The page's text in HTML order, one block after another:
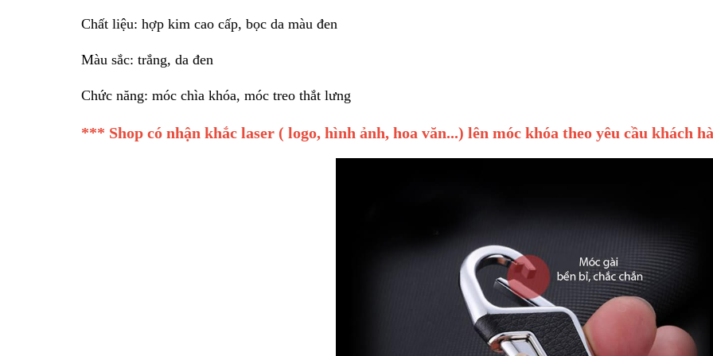
Chất liệu: hợp kim cao cấp, bọc da màu đen
Màu sắc: trắng, da đen
Chức năng: móc chìa khóa, móc treo thắt lưng
*** Shop có nhận khắc laser ( logo, hình ảnh, hoa văn...) lên móc khóa theo yêu cầu khách